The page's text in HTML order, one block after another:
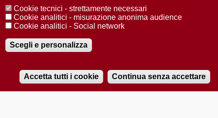
Audio
Redazione Copyright Privacy
Area stampa
© 2025 Università di Padova
Registrazione presso il Tribunale di Padova n. 2097/2012 del 18 giugno
2012
Cookie tecnici - strettamente necessari
Cookie analitici - misurazione anonima audience
Cookie analitici - Social network
Scegli e personalizza
Accetta tutti i cookie Continua senza accettare